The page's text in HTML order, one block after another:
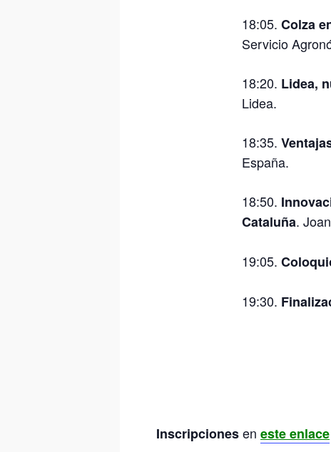
18:05. Colza
Servicio
18:20. Lidea,
Lidea.
18:35.
España.
18:50.
Cataluña.
19:05.
19:30.
Inscripcionesen este enlace